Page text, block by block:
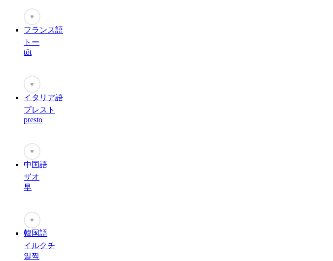
♥
フランス語
トー
tôt
♥
イタリア語
プレスト
presto
♥
中国語
ザオ
早
♥
韓国語
イルクチ
일찍